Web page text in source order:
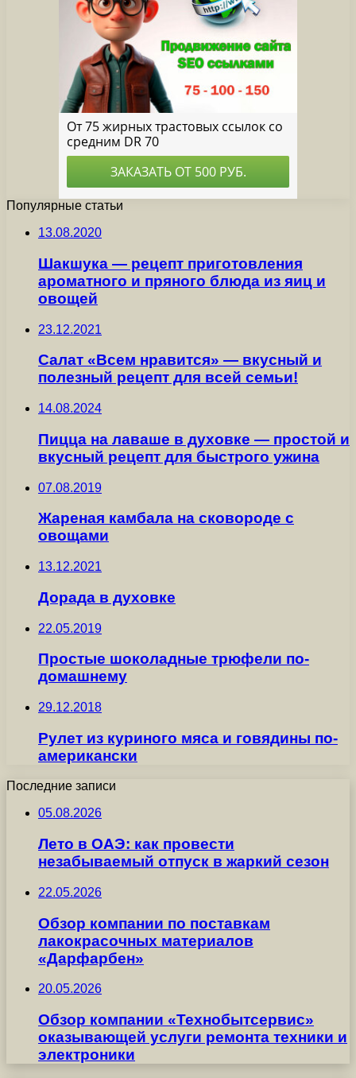
Популярные статьи
13.08.2020
Шакшука — рецепт приготовления
ароматного и пряного блюда из яиц и
овощей
23.12.2021
Салат «Всем нравится» — вкусный и
полезный рецепт для всей семьи!
14.08.2024
Пицца на лаваше в духовке — простой и
вкусный рецепт для быстрого ужина
07.08.2019
Жареная камбала на сковороде с
овощами
13.12.2021
Дорада в духовке
22.05.2019
Простые шоколадные трюфели по-
домашнему
29.12.2018
Рулет из куриного мяса и говядины по-
американски
Последние записи
05.08.2026
Лето в ОАЭ: как провести
незабываемый отпуск в жаркий сезон
22.05.2026
Обзор компании по поставкам
лакокрасочных материалов
«Дарфарбен»
20.05.2026
Обзор компании «Технобытсервис»
оказывающей услуги ремонта техники и
электроники